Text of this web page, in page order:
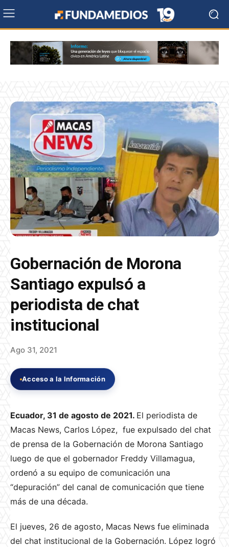
Gobernación de Morona
Santiago expulsó a
periodista de chat
institucional
Ago 31, 2021
Acceso a la Información
Ecuador, 31 de agosto de 2021. El periodista de
Macas News, Carlos López, fue expulsado del chat
de prensa de la Gobernación de Morona Santiago
luego de que el gobernador Freddy Villamagua,
ordenó a su equipo de comunicación una
“depuración” del canal de comunicación que tiene
más de una década.
El jueves, 26 de agosto, Macas News fue eliminada
del chat institucional de la Gobernación. López logró